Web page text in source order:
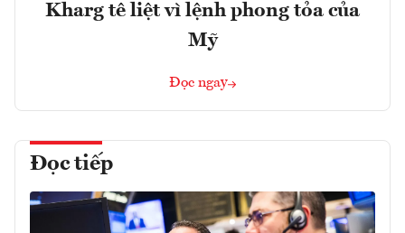
Kharg tê liệt vì lệnh phong tỏa của
Mỹ
Đọc ngay
Đọc tiếp